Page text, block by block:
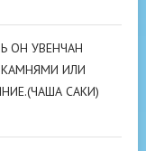
ОН УВЕНЧАН
ИЛИ
САКИ)